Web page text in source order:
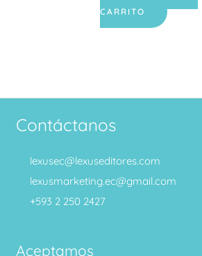
CARRITO
Contáctanos
lexusec@lexuseditores.com
lexusmarketing.ec@gmail.com
+593 2 250 2427
Aceptamos